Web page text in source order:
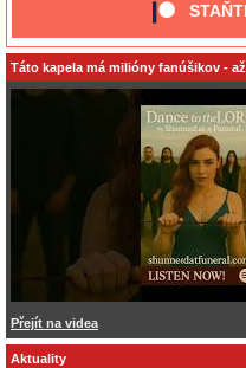
Táto kapela má milióny fanúšikov -
Přejít na videa
Aktuality